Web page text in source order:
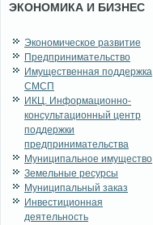
ЭКОНОМИКА И БИЗНЕС
Экономическое развитие
Предпринимательство
Имущественная поддержка
СМСП
ИКЦ. Информационно-
консультационный центр
поддержки
предпринимательства
Муниципальное имущество
Земельные ресурсы
Муниципальный заказ
Инвестиционная
деятельность